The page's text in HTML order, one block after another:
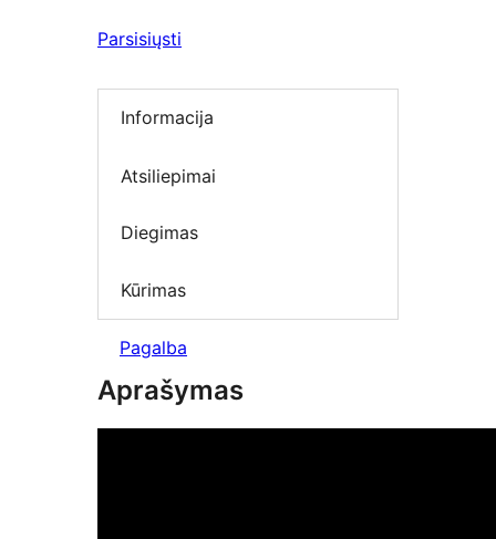
Parsisiųsti
Informacija
Atsiliepimai
Diegimas
Kūrimas
Pagalba
Aprašymas